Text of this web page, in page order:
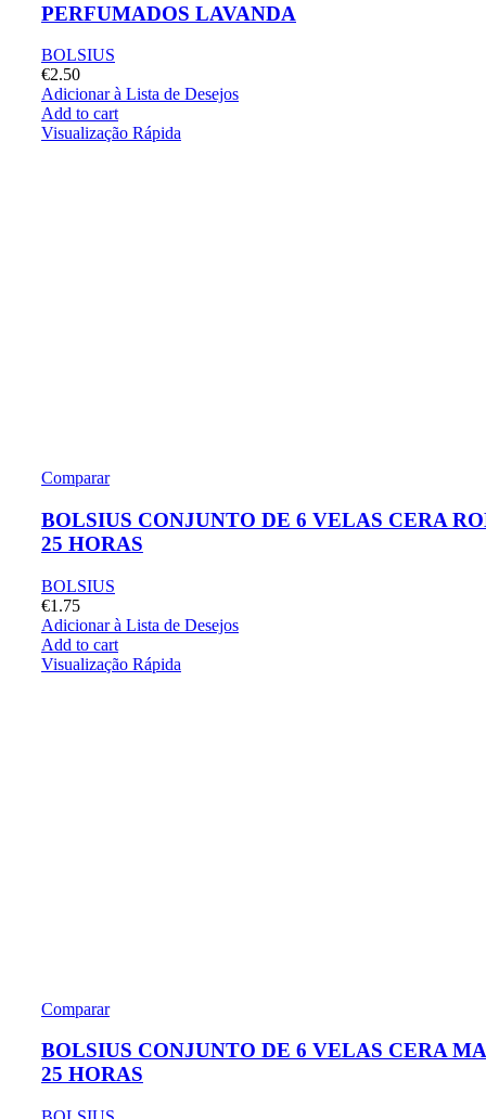
PERFUMADOS LAVANDA
BOLSIUS
€2.50
Adicionar à Lista de Desejos
Add to cart
Visualização Rápida
Comparar
BOLSIUS CONJUNTO DE 6 VELAS CERA
25 HORAS
BOLSIUS
€1.75
Adicionar à Lista de Desejos
Add to cart
Visualização Rápida
Comparar
BOLSIUS CONJUNTO DE 6 VELAS CERA
25 HORAS